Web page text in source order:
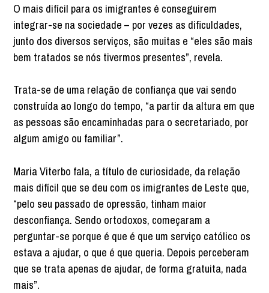
O mais difícil para os imigrantes é conseguirem
integrar-se na sociedade – por vezes as dificuldades,
junto dos diversos serviços, são muitas e “eles são mais
bem tratados se nós tivermos presentes”, revela.
Trata-se de uma relação de confiança que vai sendo
construída ao longo do tempo, “a partir da altura em que
as pessoas são encaminhadas para o secretariado, por
algum amigo ou familiar”.
Maria Viterbo fala, a título de curiosidade, da relação
mais difícil que se deu com os imigrantes de Leste que,
“pelo seu passado de opressão, tinham maior
desconfiança. Sendo ortodoxos, começaram a
perguntar-se porque é que é que um serviço católico os
estava a ajudar, o que é que queria. Depois perceberam
que se trata apenas de ajudar, de forma gratuita, nada
mais”.